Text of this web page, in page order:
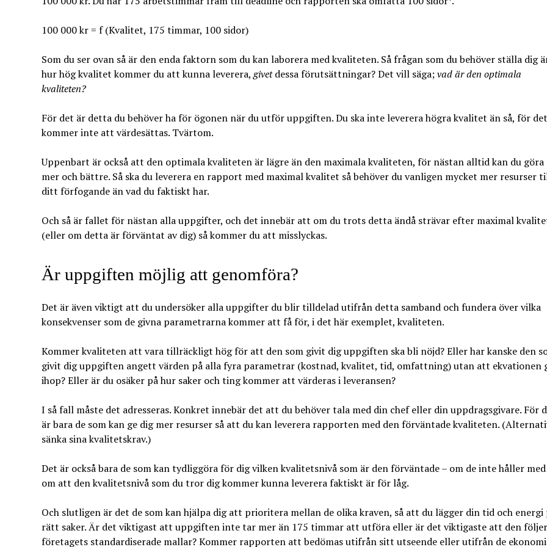
100 000 kr = f (Kvalitet, 175 timmar, 100 sidor)
Som du ser ovan så är den enda faktorn som du kan laborera med kvaliteten. Så frågan som du behöver ställa dig
hur hög kvalitet kommer du att kunna leverera,givetdessa förutsättningar? Det vill säga;vad är den optimala
kvaliteten?
För det är detta du behöver ha för ögonen när du utför uppgiften. Du ska inte leverera högra kvalitet än så, för det
kommer inte att värdesättas. Tvärtom.
Uppenbart är också att den optimala kvaliteten är lägre än den maximala kvaliteten, för nästan alltid kan du göra
mer och bättre. Så ska du leverera en rapport med maximal kvalitet så behöver du vanligen mycket mer resurser
ditt förfogande än vad du faktiskt har.
Och så är fallet för nästan alla uppgifter, och det innebär att om du trots detta ändå strävar efter maximal
(eller om detta är förväntat av dig) så kommer du att misslyckas.
Är uppgiften möjlig att genomföra?
Det är även viktigt att du undersöker alla uppgifter du blir tilldelad utifrån detta samband och fundera över vilka
konsekvenser som de givna parametrarna kommer att få för, i det här exemplet, kvaliteten.
Kommer kvaliteten att vara tillräckligt hög för att den som givit dig uppgiften ska bli nöjd? Eller har kanske den
givit dig uppgiften angett värden på alla fyra parametrar (kostnad, kvalitet, tid, omfattning) utan att ekvationen
ihop? Eller är du osäker på hur saker och ting kommer att värderas i leveransen?
I så fall måste det adresseras. Konkret innebär det att du behöver tala med din chef eller din uppdragsgivare. För
är bara de som kan ge dig mer resurser så att du kan leverera rapporten med den förväntade kvaliteten.
sänka sina kvalitetskrav.)
Det är också bara de som kan tydliggöra för dig vilken kvalitetsnivå som är den förväntade – om de inte håller med
om att den kvalitetsnivå som du tror dig kommer kunna leverera faktiskt är för låg.
Och slutligen är det de som kan hjälpa dig att prioritera mellan de olika kraven, så att du lägger din tid och energi
rätt saker. Är det viktigast att uppgiften inte tar mer än 175 timmar att utföra eller är det viktigaste att den följer
företagets standardiserade mallar? Kommer rapporten att bedömas utifrån sitt utseende eller utifrån de